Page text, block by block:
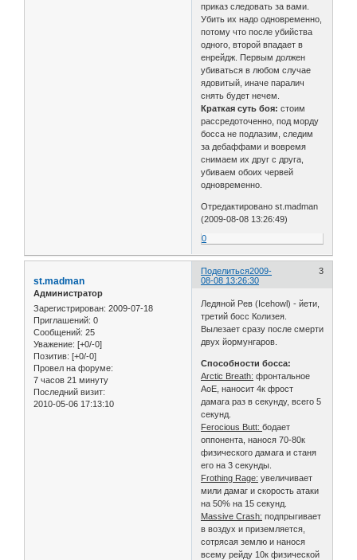
приказ следовать за вами.
Убить их надо одновременно,
потому что после убийства
одного, второй впадает в
енрейдж. Первым должен
убиваться в любом случае
ядовитый, иначе паралич
снять будет нечем.
Краткая суть боя: стоим
рассредоточенно, под морду
босса не подлазим, следим
за дебаффами и вовремя
снимаем их друг с друга,
убиваем обоих червей
одновременно.
Отредактировано st.madman
(2009-08-08 13:26:49)
0
Поделиться 3
2009-
08-08 13:26:30
st.madman
Администратор
Зарегистрирован: 2009-07-18
Приглашений: 0
Сообщений: 25
Уважение: [+0/-0]
Позитив: [+0/-0]
Провел на форуме:
7 часов 21 минуту
Последний визит:
2010-05-06 17:13:10
Ледяной Рев (Icehowl) - йети,
третий босс Колизея.
Вылезает сразу после смерти
двух йормунгаров.
Способности босса:
Arctic Breath: фронтальное
АоЕ, наносит 4к фрост
дамага раз в секунду, всего 5
секунд.
Ferocious Butt:бодает
оппонента, нанося 70-80к
физического дамага и станя
его на 3 секунды.
Frothing Rage: увеличивает
мили дамаг и скорость атаки
на 50% на 15 секунд.
Massive Crash: подпрыгивает
в воздух и приземляется,
сотрясая землю и нанося
всему рейду 10к физической